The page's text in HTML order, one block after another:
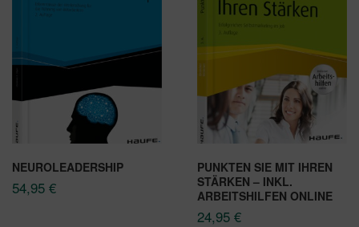
NEUROLEADERSHIP
54,95 €
PUNKTEN SIE MIT IHREN
STÄRKEN – INKL.
ARBEITSHILFEN ONLINE
24,95 €